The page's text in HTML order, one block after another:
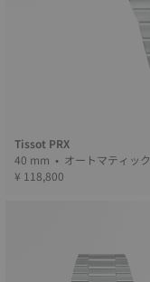
Tissot PRX
40 mm • オートマティック
¥ 118,800